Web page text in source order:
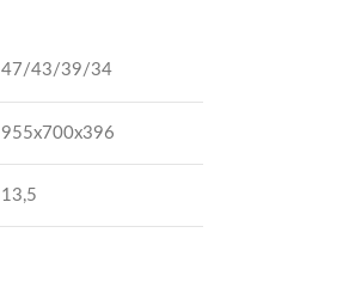
47/43/39/34
955x700x396
13,5